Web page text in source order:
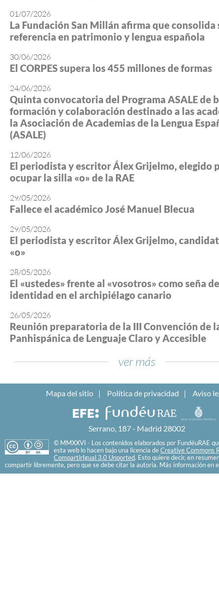
01/07/2026
La Fundación San Millán afirma que consolida
referencia en patrimonio y lengua española
30/06/2026
El CORPES supera los 455 millones de formas
24/06/2026
Quinta convocatoria del Programa ASALE de
formación y colaboración destinado a las
la Asociación de Academias de la Lengua
(ASALE)
12/06/2026
El periodista y escritor Álex Grijelmo, elegido
ocupar la silla «o» de la RAE
29/05/2026
Fallece el académico José Manuel Blecua
29/05/2026
El periodista y escritor Álex Grijelmo,
«o»
28/05/2026
El «ustedes» frente al «vosotros» como seña de
identidad en el archipiélago canario
26/05/2026
Reunión preparatoria de la III Convención de
Panhispánica de Lenguaje Claro y Accesible
ver más
Mapa del sitio Política de privacidad Aviso
Serrano, 187 - Madrid 28002
© MMXXVI - Los contenidos elaborados por FundéuRAE
esta web lo hacen bajo una licencia de Creative Commons
CompartirIgual 3.0 Unported. Esto quiere decir, en
compartir libremente, pero que se debe citar la autoría. Más información en